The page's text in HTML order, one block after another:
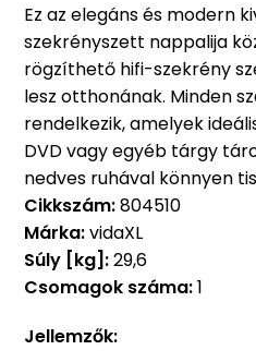
Ez az elegáns és modern
szekrényszett nappalija
rögzíthető hifi-szekrény
lesz otthonának. Minden
rendelkezik, amelyek
DVD vagy egyéb tárgy
nedves ruhával könnyen
Cikkszám:804510
Márka:vidaXL
Súly [kg]:29,6
Csomagok száma:1
Jellemzők: